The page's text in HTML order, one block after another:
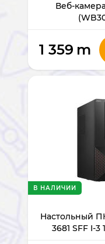
Веб-
1 359 m
Настольный
3681 SFF I-3
В НАЛИЧИИ